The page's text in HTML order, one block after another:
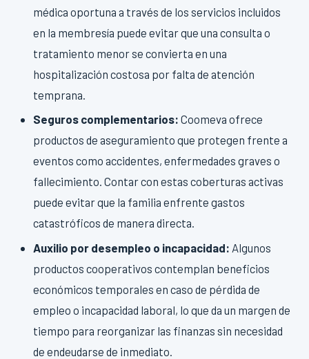
médica oportuna a través de los servicios incluidos
en la membresía puede evitar que una consulta o
tratamiento menor se convierta en una
hospitalización costosa por falta de atención
temprana.
Seguros complementarios: Coomeva ofrece
productos de aseguramiento que protegen frente a
eventos como accidentes, enfermedades graves o
fallecimiento. Contar con estas coberturas activas
puede evitar que la familia enfrente gastos
catastróficos de manera directa.
Auxilio por desempleo o incapacidad: Algunos
productos cooperativos contemplan beneficios
económicos temporales en caso de pérdida de
empleo o incapacidad laboral, lo que da un margen de
tiempo para reorganizar las finanzas sin necesidad
de endeudarse de inmediato.